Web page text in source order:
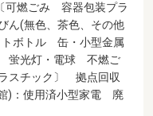
可燃ごみ 容器包装プラ
ん(無色、茶色、その他
ボトル 缶・小型金属
光灯・電球 不燃ご
スチック〕 拠点回収
)：使用済小型家電 廃